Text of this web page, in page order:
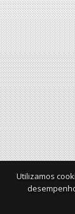
Utilizamos